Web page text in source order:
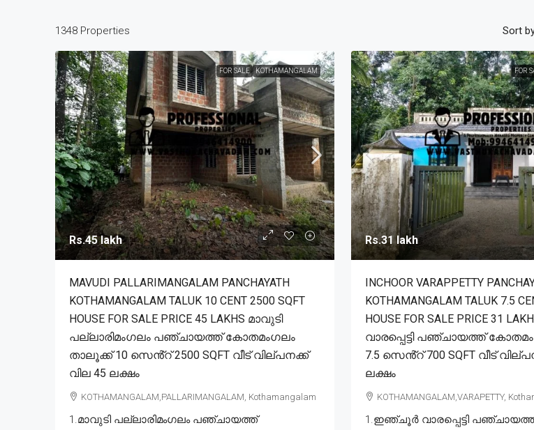
1348 Properties Sort
FOR SALE KOTHAMANGALAM
Rs.45 lakh
MAVUDI PALLARIMANGALAM PANCHAYATH
KOTHAMANGALAM TALUK 10 CENT 2500 SQFT
HOUSE FOR SALE PRICE 45 LAKHS മാവുടി
പല്ലാരിമംഗലം പഞ്ചായത്ത് കോതമംഗലം
താലൂക്ക് 10 സെൻ്റ് 2500 SQFT വീട് വില്പനക്ക്
വില 45 ലക്ഷം
KOTHAMANGALAM,PALLARIMANGALAM, Kothamangalam
1.മാവുടി പല്ലാരിമംഗലം പഞ്ചായത്ത്
FOR
Rs.31 lakh
INCHOOR VARAPPETTY
KOTHAMANGALAM TALUK 7.5
HOUSE FOR SALE PRICE 31
വാരപ്പെട്ടി പഞ്ചായത്ത്
7.5 സെൻ്റ് 700 SQFT വീട്
ലക്ഷം
KOTHAMANGALAM,VARAPETTY,
1.ഇഞ്ചൂർ വാരപ്പെട്ടി